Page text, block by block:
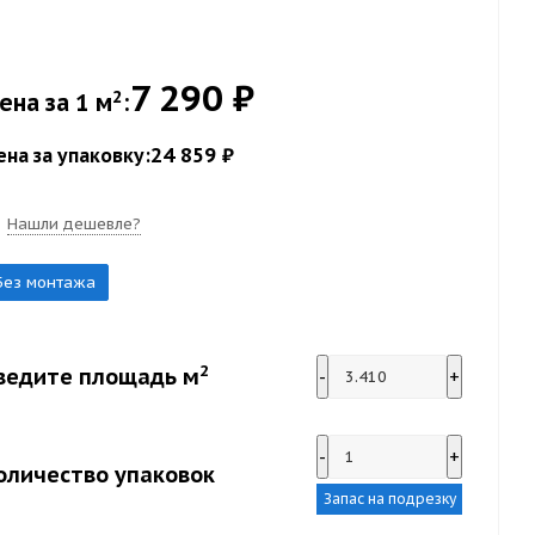
за 1 м2 :7 290 ₽
за упаковку:24 859 ₽
Нашли дешевле?
монтажа
площадь м2 - +
упаковок
- +
Запас на подрезку